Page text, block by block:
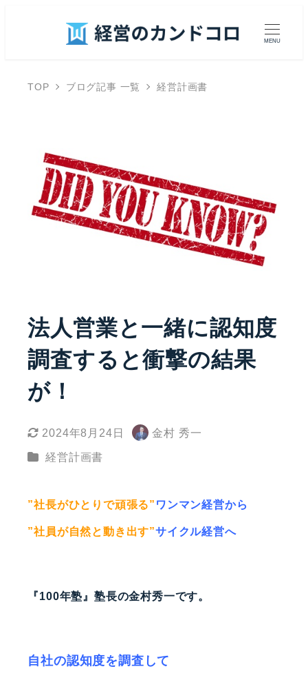
MENU
TOP ブログ記事 一覧 経営計画書
法人営業と一緒に認知度
調査すると衝撃の結果
が！
2024年8月24日
著
金村 秀一
カテゴリー
経営計画書
”社長がひとりで頑張る” ワンマン経営から
”社員が自然と動き出す”サイクル経営へ
『100年塾』塾長の金村秀一です。
自社の認知度を調査して